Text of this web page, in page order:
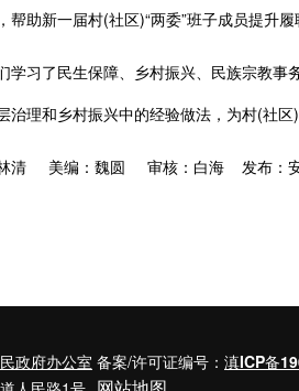
帮助新一届村(社区)“两委”班子成员提升
习了民生保障、乡村振兴、民族宗教事
治理和乡村振兴中的经验做法，为村(社
美编：魏圆 审核：白海 发布：安
政府办公室 备案/许可证编号： 滇ICP备